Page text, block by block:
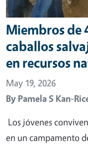
Miembros de
caballos
en recursos
May 19, 2026
By Pamela S Kan-
Los jóvenes
en un campamento